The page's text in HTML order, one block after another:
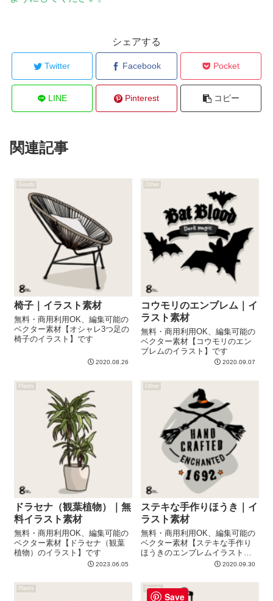
シェアする
Twitter Facebook Pocket
LINE Pinterest コピー
関連記事
Goods
椅子｜イラスト素材
無料・商用利用OK、編集可能の
ベクター素材【オシャレ3つ足の
椅子のイラスト】です
2020.08.26
Other
コウモリのエンブレム｜イ
ラスト素材
無料・商用利用OK、編集可能の
ベクター素材【コウモリのエン
ブレムのイラスト】です
2020.09.07
Plants
ドラセナ（観葉植物）｜無
料イラスト素材
無料・商用利用OK、編集可能の
ベクター素材【ドラセナ（観葉
植物）のイラスト】です
2023.06.05
Other
ステキな手作りほうき｜イ
ラスト素材
無料・商用利用OK、編集可能の
ベクター素材【ステキな手作り
ほうきのエンブレムイラスト】
2020.09.30
Plants Goods
Save